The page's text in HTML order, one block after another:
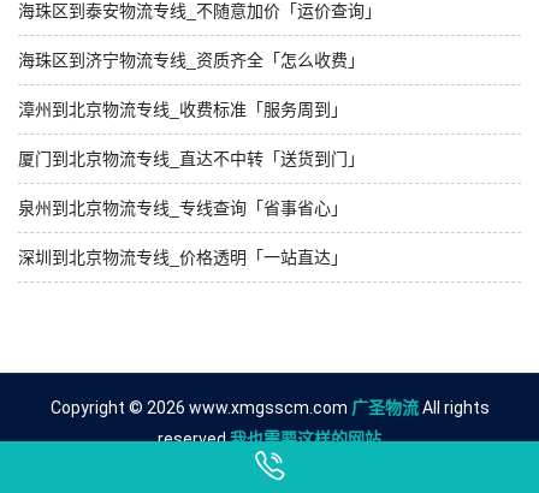
海珠区到泰安物流专线_不随意加价「运价查询」
海珠区到济宁物流专线_资质齐全「怎么收费」
漳州到北京物流专线_收费标准「服务周到」
厦门到北京物流专线_直达不中转「送货到门」
泉州到北京物流专线_专线查询「省事省心」
深圳到北京物流专线_价格透明「一站直达」
Copyright © 2026 www.xmgsscm.com 广圣物流All rights
reserved.我也需要这样的网站